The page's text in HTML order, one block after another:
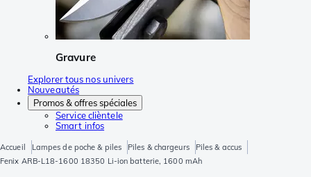
Gravure
Explorer tous nos univers
Nouveautés
Promos & offres spéciales
Service clièntele
Smart infos
Accueil Lampes de poche & piles Piles & chargeurs
Piles & accus
Fenix ARB-L18-1600 18350 Li-ion batterie, 1600 mAh